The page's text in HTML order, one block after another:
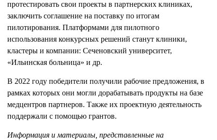
протестировать свои проекты в партнерских клиниках,
заключить соглашение на поставку по итогам
пилотирования. Платформами для пилотного
использования конкурсных решений станут клиники,
кластеры и компании: Сеченовский университет,
«Ильинская больница» и др.
В 2022 году победители получили рабочие предложения, в
рамках которых они могли дорабатывать продукты на базе
медцентров партнеров. Также их проектную деятельность
поддержали с помощью грантов.
Информация и материалы, представленные на